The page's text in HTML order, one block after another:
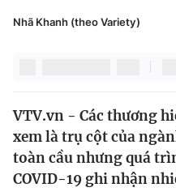
Pháp luật
Thế giới
Tin tức
Thế giới đó đây
Kinh tế
Công nghệ
Nhã Khanh (theo Variety)
VTV.vn - Các thương
xem là trụ cột của
toàn cầu nhưng quá
COVID-19 ghi nhận